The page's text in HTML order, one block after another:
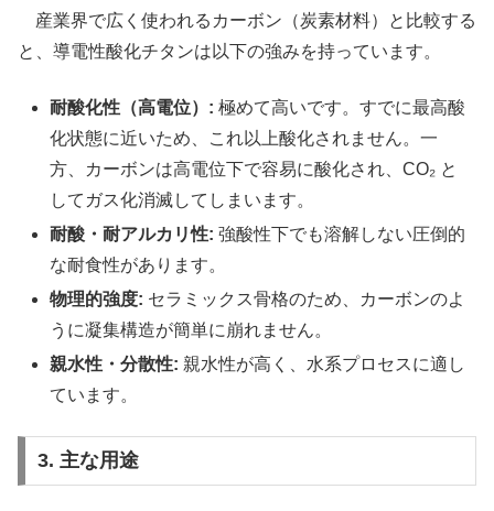
産業界で広く使われるカーボン（炭素材料）と比較する
と、導電性酸化チタンは以下の強みを持っています。
耐酸化性（高電位）: 極めて高いです。すでに最高酸
化状態に近いため、これ以上酸化されません。一
方、カーボンは高電位下で容易に酸化され、CO₂ と
してガス化消滅してしまいます。
耐酸・耐アルカリ性: 強酸性下でも溶解しない圧倒的
な耐食性があります。
物理的強度: セラミックス骨格のため、カーボンのよ
うに凝集構造が簡単に崩れません。
親水性・分散性: 親水性が高く、水系プロセスに適し
ています。
3. 主な用途